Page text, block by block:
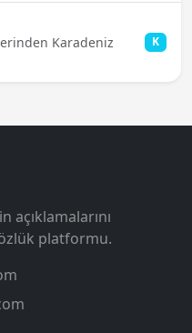
Karadeniz
K
platformu.